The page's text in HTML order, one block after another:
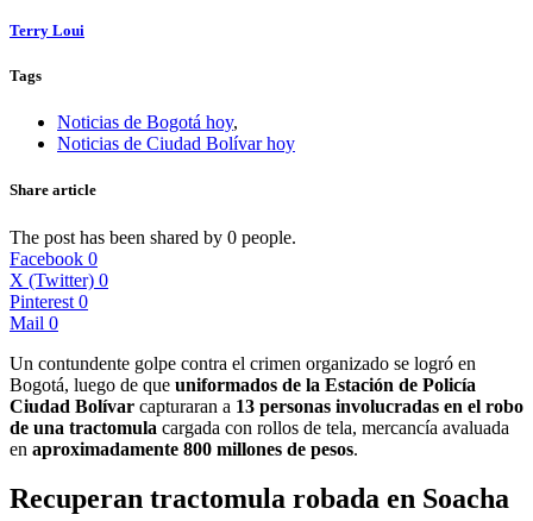
Terry Loui
Tags
Noticias de Bogotá hoy,
Noticias de Ciudad Bolívar hoy
Share article
The post has been shared by 0 people.
Facebook 0
X (Twitter) 0
Pinterest 0
Mail 0
Un contundente golpe contra el crimen organizado se logró en
Bogotá, luego de que uniformados de la Estación de Policía
Ciudad Bolívar capturaran a 13 personas involucradas en el robo
de una tractomula cargada con rollos de tela, mercancía avaluada
en aproximadamente 800 millones de pesos.
Recuperan tractomula robada en Soacha